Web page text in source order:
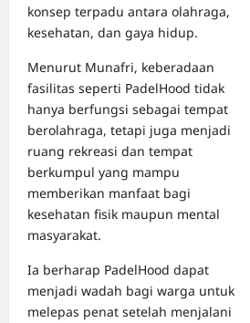
konsep terpadu antara olahraga,
kesehatan, dan gaya hidup.
Menurut Munafri, keberadaan
fasilitas seperti PadelHood tidak
hanya berfungsi sebagai tempat
berolahraga, tetapi juga menjadi
ruang rekreasi dan tempat
berkumpul yang mampu
memberikan manfaat bagi
kesehatan fisik maupun mental
masyarakat.
Ia berharap PadelHood dapat
menjadi wadah bagi warga untuk
melepas penat setelah menjalani